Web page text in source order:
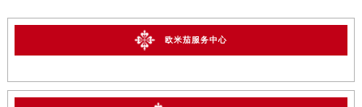
欧米茄服务中心